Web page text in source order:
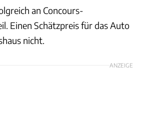
an Concours-
Einen Schätzpreis für das Auto
nicht.
ANZEIGE